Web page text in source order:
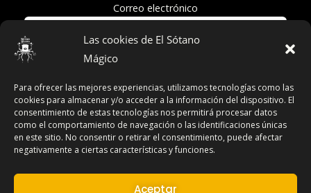
Las cookies de El Sótano
Mágico
Para ofrecer las mejores experiencias, utilizamos tecnologías como las
cookies para almacenar y/o acceder a la información del dispositivo. El
consentimiento de estas tecnologías nos permitirá procesar datos
como el comportamiento de navegación o las identificaciones únicas
en este sitio. No consentir o retirar el consentimiento, puede afectar
negativamente a ciertas características y funciones.
Aceptar
Correo electrónico
Acepto la política de privacidad
Términos y Condiciones